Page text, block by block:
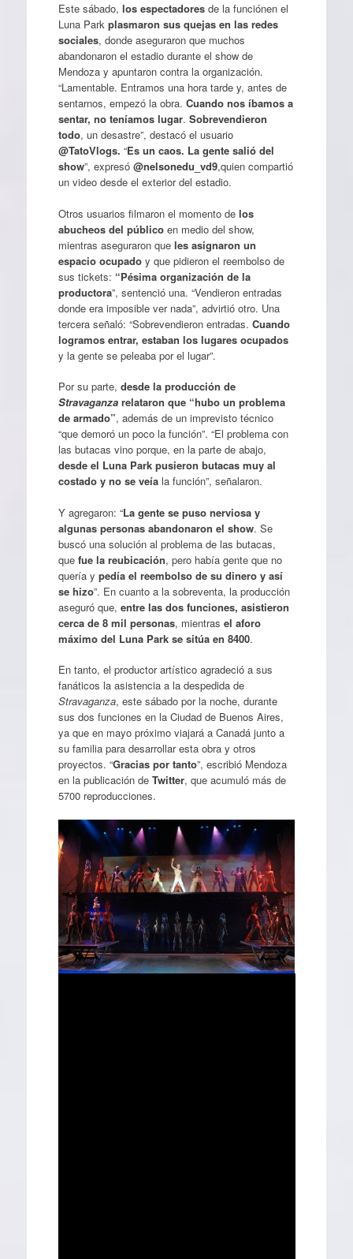
Este sábado, los espectadoresde la funciónen el
Luna Parkplasmaron sus quejas en las redes
sociales, donde aseguraron que muchos
abandonaron el estadio durante el show de
Mendoza y apuntaron contra la organización.
“Lamentable. Entramos una hora tarde y, antes de
sentarnos, empezó la obra. Cuando nos íbamos a
sentar, no teníamos lugar. Sobrevendieron
todo, un desastre”, destacó el usuario
@TatoVlogs. “Es un caos. La gente salió del
show”, expresó @nelsonedu_vd9,quien compartió
un video desde el exterior del estadio.
Otros usuarios filmaron el momento delos
abucheos del públicoen medio del show,
mientras aseguraron que les asignaron un
espacio ocupado y que pidieron el reembolso de
sus tickets: “Pésima organización de la
productora”, sentenció una. “Vendieron entradas
donde era imposible ver nada”, advirtió otro. Una
tercera señaló: “Sobrevendieron entradas. Cuando
logramos entrar, estaban los lugares ocupados
y la gente se peleaba por el lugar”.
Por su parte, desde la producción de
Stravaganzarelataron que “hubo un problema
de armado”, además de un imprevisto técnico
“que demoró un poco la función”. “El problema con
las butacas vino porque, en la parte de abajo,
desde el Luna Park pusieron butacas muy al
costado y no se veíala función”, señalaron.
Y agregaron: “La gente se puso nerviosa y
algunas personas abandonaron el show. Se
buscó una solución al problema de las butacas,
quefue la reubicación, pero había gente que no
quería y pedía el reembolso de su dinero y así
se hizo”. En cuanto a la sobreventa, la producción
aseguró que, entre las dos funciones, asistieron
cerca de 8 mil personas, mientras el aforo
máximo del Luna Park se sitúa en 8400.
En tanto, el productor artístico agradeció a sus
fanáticos la asistencia a la despedida de
Stravaganza, este sábado por la noche, durante
sus dos funciones en la Ciudad de Buenos Aires,
ya que en mayo próximo viajará a Canadá junto a
su familia para desarrollar esta obra y otros
proyectos. “Gracias por tanto”, escribió Mendoza
en la publicación de Twitter, que acumuló más de
5700 reproducciones.